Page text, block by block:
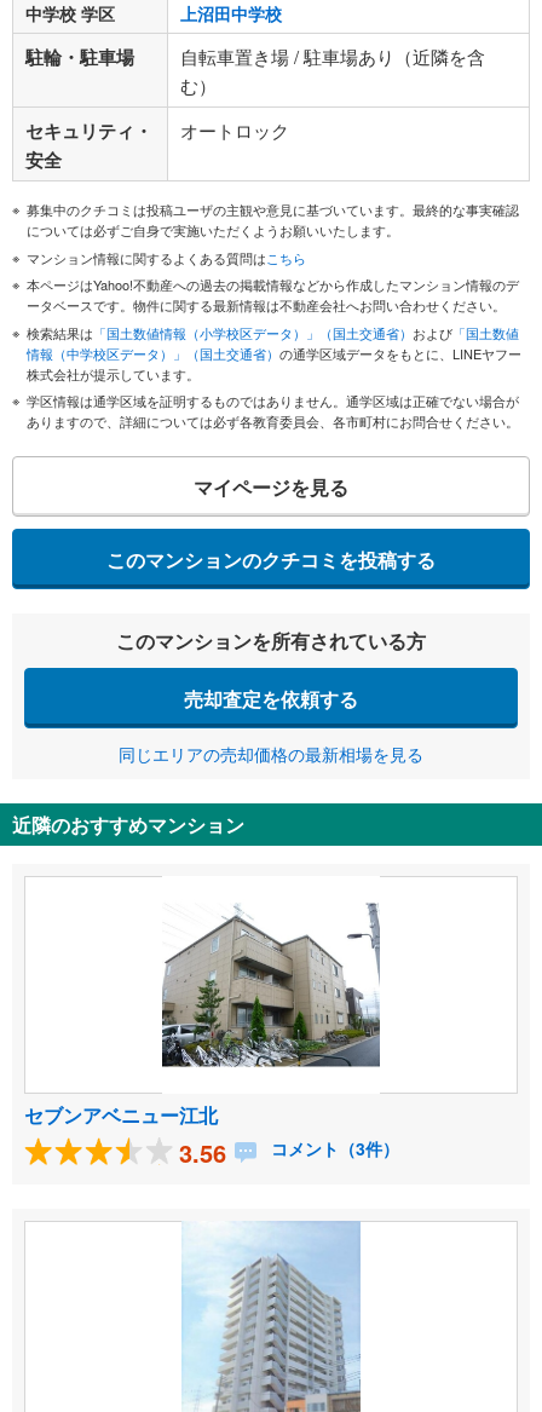
中学校 学区
上沼田中学校
駐輪・駐車場
自転車置き場 / 駐車場あり（近隣を含
む）
セキュリティ・
安全
オートロック
募集中のクチコミは投稿ユーザの主観や意見に基づいています。最終的な事実確認
については必ずご自身で実施いただくようお願いいたします。
マンション情報に関するよくある質問はこちら
本ページはYahoo!不動産への過去の掲載情報などから作成したマンション情報のデ
ータベースです。物件に関する最新情報は不動産会社へお問い合わせください。
検索結果は 「国土数値情報（小学校区データ）」（国土交通省） および 「国土数値
情報（中学校区データ）」（国土交通省） の通学区域データをもとに、LINEヤフー
株式会社が提示しています。
学区情報は通学区域を証明するものではありません。通学区域は正確でない場合が
ありますので、詳細については必ず各教育委員会、各市町村にお問合せください。
マイページを見る
このマンションのクチコミを投稿する
このマンションを所有されている方
売却査定を依頼する
同じエリアの売却価格の最新相場を見る
近隣のおすすめマンション
セブンアベニュー江北
3.56 コメント（3件）